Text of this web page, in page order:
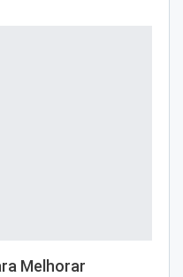
Melhorar